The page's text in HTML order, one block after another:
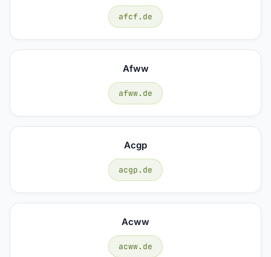
afcf.de
Afww
afww.de
Acgp
acgp.de
Acww
acww.de